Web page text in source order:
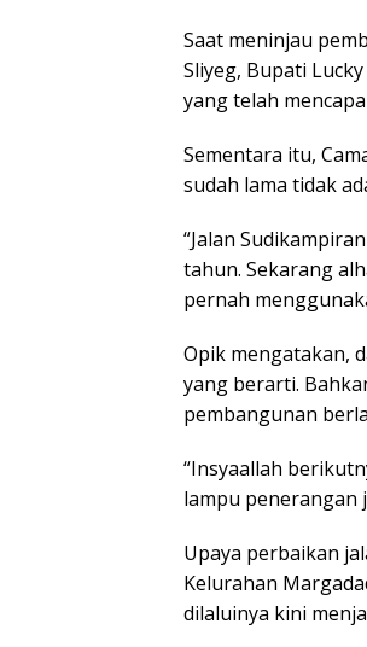
Saat meninjau
Sliyeg, Bupati
yang telah
Sementara itu,
sudah lama tidak
“Jalan
tahun. Sekarang
pernah
Opik mengatakan,
yang berarti.
pembangunan
“Insyaallah
lampu penerangan
Upaya perbaikan
Kelurahan
dilaluinya kini